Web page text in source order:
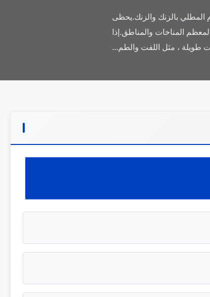
المطلي بالزنك والزنك.يحظى
المناخات والمناطق.إذا
طويلة ، مثل اللفت والطم...